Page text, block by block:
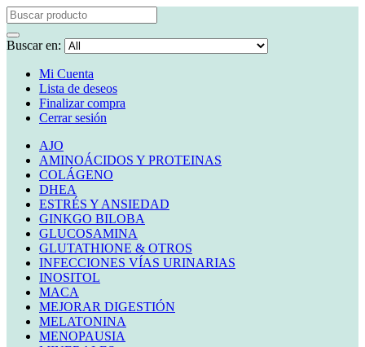
Buscar en:
Mi Cuenta
Lista de deseos
Finalizar compra
Cerrar sesión
AJO
AMINOÁCIDOS Y PROTEINAS
COLÁGENO
DHEA
ESTRÉS Y ANSIEDAD
GINKGO BILOBA
GLUCOSAMINA
GLUTATHIONE & OTROS
INFECCIONES VÍAS URINARIAS
INOSITOL
MACA
MEJORAR DIGESTIÓN
MELATONINA
MENOPAUSIA